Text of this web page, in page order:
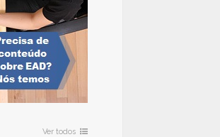
Ver todos